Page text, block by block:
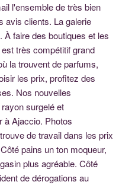
l'ensemble de très bien
avis clients. La galerie
faire des boutiques et les
très compétitif grand
la trouvent de parfums,
les prix, profitez des
Nos nouvelles
surgelé et
à Ajaccio. Photos
de travail dans les prix
pains un ton moqueur,
plus agréable. Côté
de dérogations au